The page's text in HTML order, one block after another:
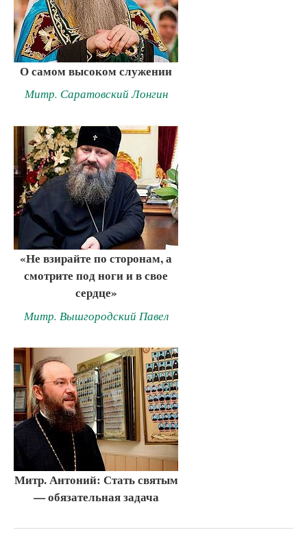
О самом высоком служении
Митр. Саратовский Лонгин
«Не взирайте по сторонам, а
смотрите под ноги и в свое
сердце»
Митр. Вышгородский Павел
Митр. Антоний: Стать святым
— обязательная задача